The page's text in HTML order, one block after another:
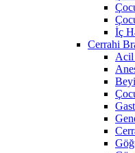
İç
Cerrahi
Acil